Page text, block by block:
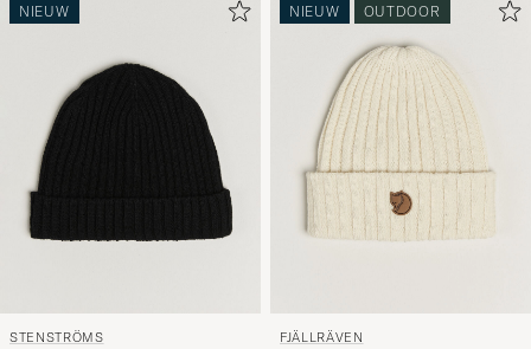
NIEUW
STENSTRÖMS
NIEUW OUTDOOR
FJÄLLRÄVEN